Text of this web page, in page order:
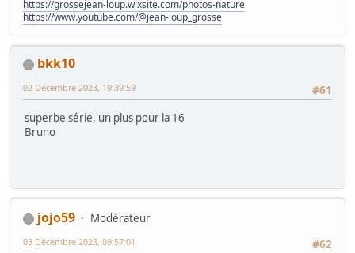
https://grossejean-loup.wixsite.com/photos-nature
https://www.youtube.com/@jean-loup_grosse
bkk10
#61
02 Décembre 2023, 19:39:59
superbe série, un plus pour la 16
Bruno
jojo59
Modérateur
#62
03 Décembre 2023, 09:57:01